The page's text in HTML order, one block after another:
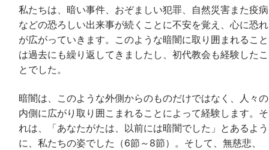
私たちは、暗い事件、おぞましい犯罪、自然災害また疫病
などの恐ろしい出来事が続くことに不安を覚え、心に恐れ
が広がっていきます。このような暗闇に取り囲まれること
は過去にも繰り返してきましたし、初代教会も経験したこ
とでした。
暗闇は、このような外側からのものだけではなく、人々の
内側に広がり取り囲こまれることによって経験します。そ
れは、「あなたがたは、以前には暗闇でした」とあるよう
に、私たちの姿でした（6節～8節）。そして、無慈悲、